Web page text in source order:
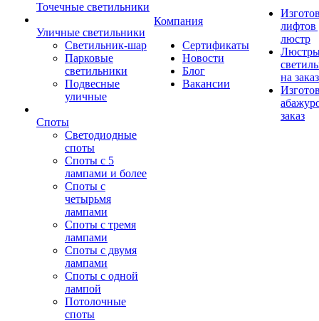
Точечные светильники
Уличные светильники
Светильник-шар
Парковые
светильники
Подвесные
уличные
Споты
Светодиодные
споты
Споты с 5
лампами и более
Споты с
четырьмя
лампами
Споты с тремя
лампами
Споты с двумя
лампами
Споты с одной
лампой
Потолочные
споты
Компания
Сертификаты
Новости
Блог
Вакансии
лифтов
люстр
на заказ
заказ